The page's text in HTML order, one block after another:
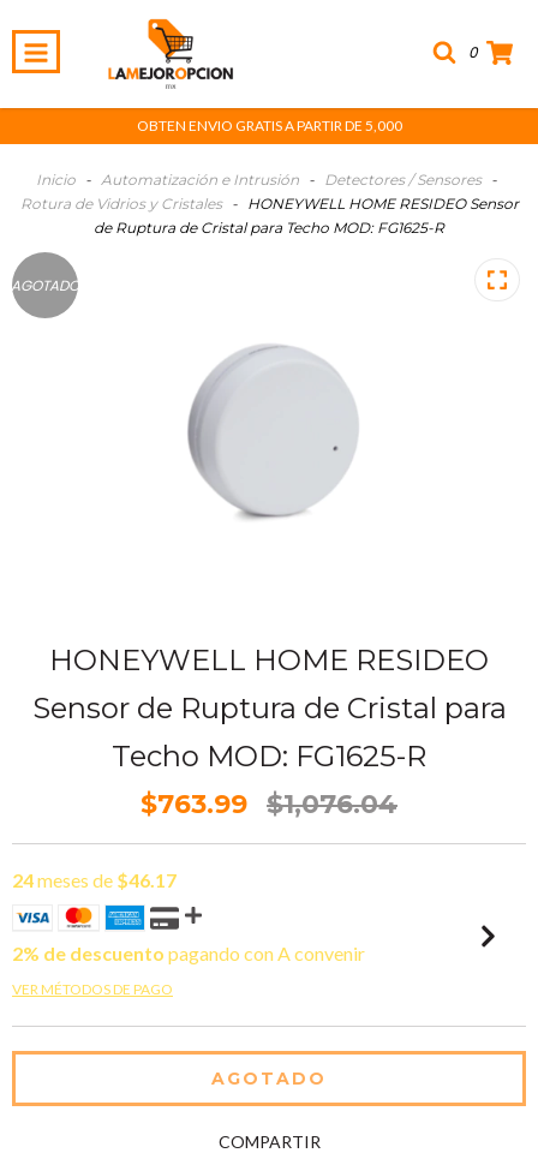
0
OBTEN ENVIO GRATIS A PARTIR DE 5,000
Inicio - Automatización e Intrusión - Detectores / Sensores
-
Rotura de Vidrios y Cristales
-
HONEYWELL HOME RESIDEO Sensor
de Ruptura de Cristal para Techo MOD: FG1625-R
AGOTADO
HONEYWELL HOME RESIDEO
Sensor de Ruptura de Cristal para
Techo MOD: FG1625-R
$763.99 $1,076.04
24meses de $46.17
2% de descuento pagando con A convenir
VER MÉTODOS DE PAGO
COMPARTIR